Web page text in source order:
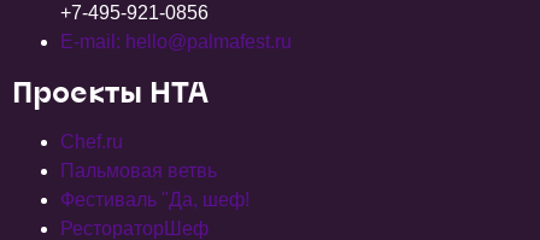
+7-495-921-0856
E-mail: hello@palmafest.ru
Проекты НТА
Chef.ru
Пальмовая ветвь
Фестиваль "Да, шеф!
РестораторШеф